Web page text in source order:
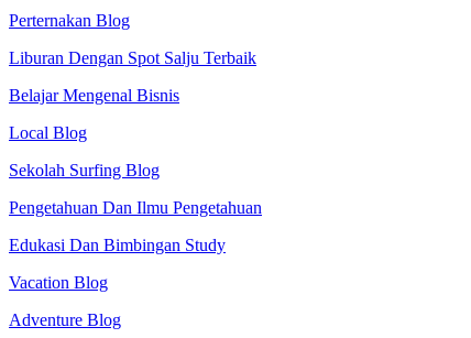
Perternakan Blog
Liburan Dengan Spot Salju Terbaik
Belajar Mengenal Bisnis
Local Blog
Sekolah Surfing Blog
Pengetahuan Dan Ilmu Pengetahuan
Edukasi Dan Bimbingan Study
Vacation Blog
Adventure Blog